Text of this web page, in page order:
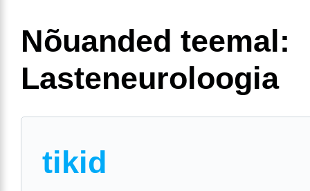
Nõuanded teemal:
Lasteneuroloogia
tikid